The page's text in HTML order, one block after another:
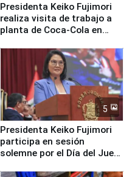
Presidenta Keiko Fujimori
realiza visita de trabajo a
planta de Coca-Cola en
5
Presidenta Keiko Fujimori
participa en sesión
solemne por el Día del Juez